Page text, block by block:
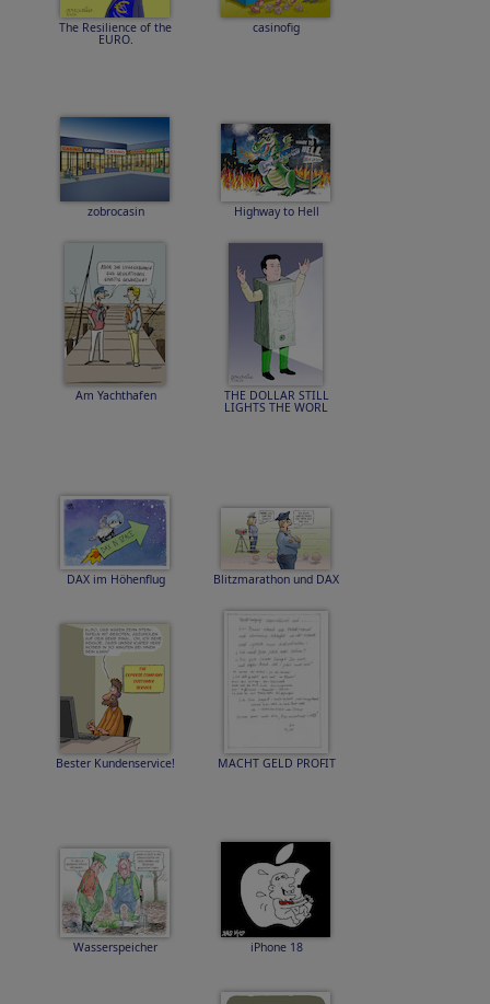
The Resilience of the
EURO.
casinofig
zobrocasin Highway to Hell
Am Yachthafen THE DOLLAR STILL
LIGHTS THE WORL
DAX im Höhenflug Blitzmarathon und DAX
Bester Kundenservice! MACHT GELD PROFIT
Wasserspeicher iPhone 18